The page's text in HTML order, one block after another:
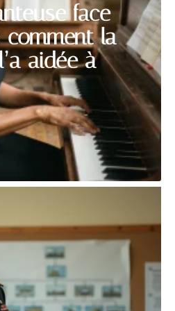
face
la
aidée à